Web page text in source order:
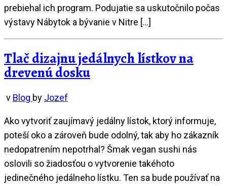
prebiehal ich program. Podujatie sa uskutočnilo počas
výstavy Nábytok a bývanie v Nitre […]
Tlač dizajnu jedálnych lístkov na
drevenú dosku
v Blog by Jozef
Ako vytvoriť zaujímavý jedálny lístok, ktorý informuje,
poteší oko a zároveň bude odolný, tak aby ho zákazník
nedopatrením nepotrhal? Šmak vegan sushi nás
oslovili so žiadosťou o vytvorenie takéhoto
jedinečného jedálneho lístku. Ten sa bude používať na